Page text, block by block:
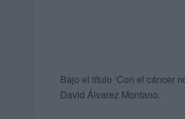
Bajo el título ‘Con el cáncer
David Álvarez Montano.